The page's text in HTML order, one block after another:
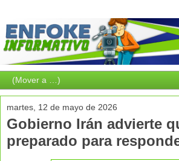
martes, 12 de mayo de 2026
Gobierno Irán advierte
preparado para